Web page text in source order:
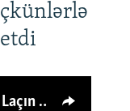
'Ya təklif olunan ev, ya status!' – Laçın köçkünü: 'Laçından başqa heç hara!'